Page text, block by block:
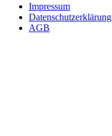
Impressum
Datenschutzerklärung
AGB